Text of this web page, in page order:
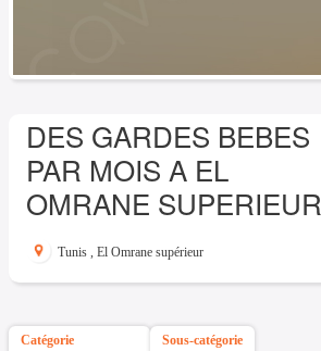
DES GARDES BEBES
PAR MOIS A EL
OMRANE SUPERIEUR
Tunis , El Omrane supérieur
Catégorie Sous-catégorie